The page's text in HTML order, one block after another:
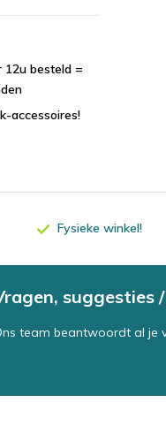
12u besteld =
accessoires!
Fysieke winkel!
suggesties
team beantwoordt al je